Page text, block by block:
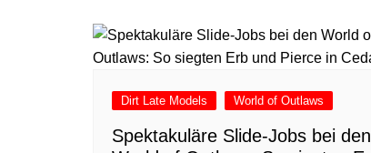
Dirt Late Models World of Outlaws
Spektakuläre Slide-Jobs bei den